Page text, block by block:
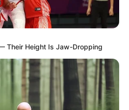
στην Google
άρθρα στα αποτελέσματα
Their Height Is Jaw-Dropping